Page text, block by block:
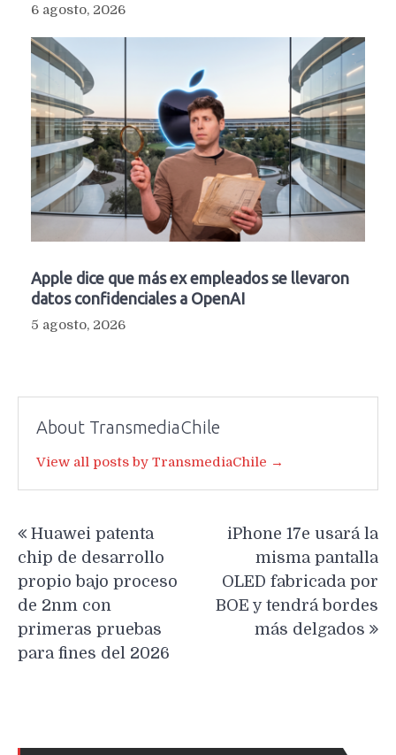
6 agosto, 2026
Apple dice que más ex empleados se llevaron
datos confidenciales a OpenAI
5 agosto, 2026
About TransmediaChile
View all posts by TransmediaChile →
de
entradas
Huawei patenta
chip de desarrollo
propio bajo proceso
de 2nm con
primeras pruebas
para fines del 2026
iPhone 17e usará la
misma pantalla
OLED fabricada por
BOE y tendrá bordes
más delgados